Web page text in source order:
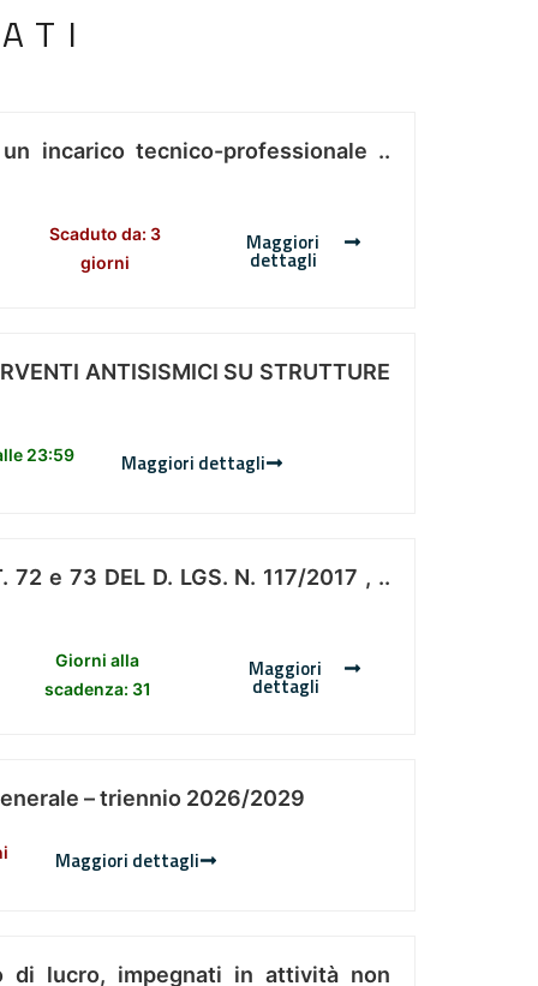
incarico tecnico-professionale ..
Scaduto da: 3
giorni
Maggiori
dettagli
ANTISISMICI SU STRUTTURE
23:59 Maggiori dettagli
72 e 73 DEL D. LGS. N. 117/2017 , ..
Giorni alla
scadenza: 31
Maggiori
dettagli
– triennio 2026/2029
Maggiori dettagli
di lucro, impegnati in attività non